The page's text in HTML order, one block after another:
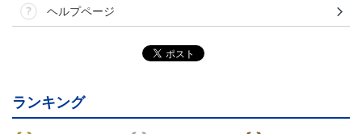
ヘルプページ
ランキング